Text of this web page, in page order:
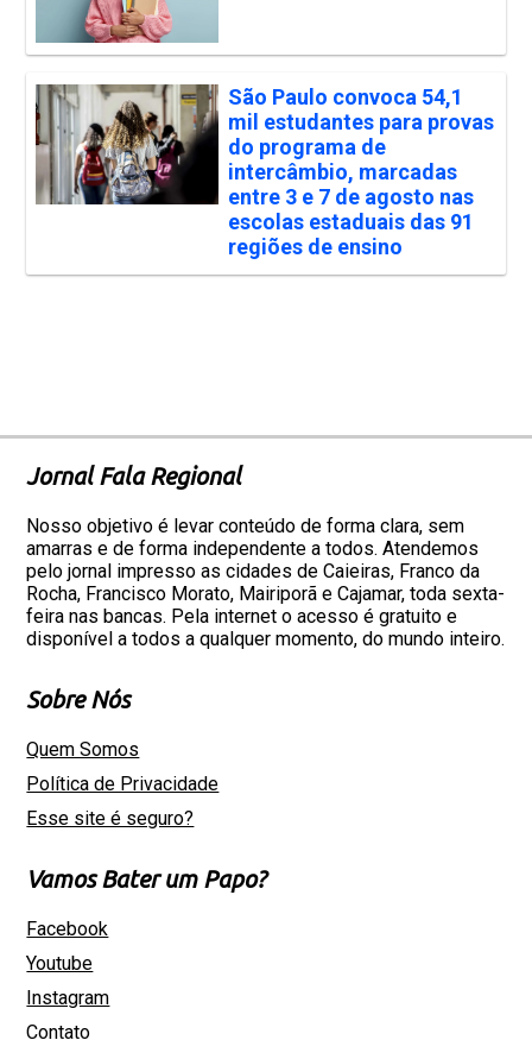
São Paulo convoca 54,1
mil estudantes para provas
do programa de
intercâmbio, marcadas
entre 3 e 7 de agosto nas
escolas estaduais das 91
regiões de ensino
Jornal Fala Regional
Nosso objetivo é levar conteúdo de forma clara, sem
amarras e de forma independente a todos. Atendemos
pelo jornal impresso as cidades de Caieiras, Franco da
Rocha, Francisco Morato, Mairiporã e Cajamar, toda sexta-
feira nas bancas. Pela internet o acesso é gratuito e
disponível a todos a qualquer momento, do mundo inteiro.
Sobre Nós
Quem Somos
Política de Privacidade
Esse site é seguro?
Vamos Bater um Papo?
Facebook
Youtube
Instagram
Contato